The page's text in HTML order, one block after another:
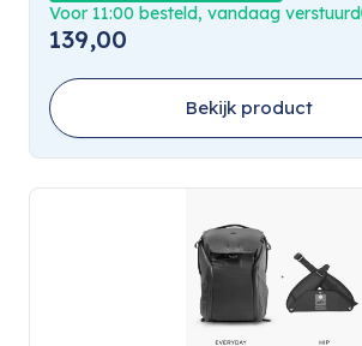
Voor 11:00 besteld, vandaag verstuurd
139,00
Bekijk product